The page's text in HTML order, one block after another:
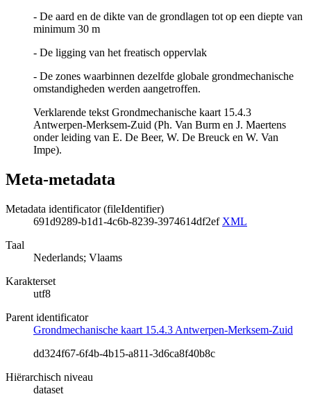
- De aard en de dikte van de grondlagen tot op een diepte van
minimum 30 m
- De ligging van het freatisch oppervlak
- De zones waarbinnen dezelfde globale grondmechanische
omstandigheden werden aangetroffen.
Verklarende tekst Grondmechanische kaart 15.4.3
Antwerpen-Merksem-Zuid (Ph. Van Burm en J. Maertens
onder leiding van E. De Beer, W. De Breuck en W. Van
Impe).
Meta-metadata
Metadata identificator (fileIdentifier)
691d9289-b1d1-4c6b-8239-3974614df2ef XML
Taal
Nederlands; Vlaams
Karakterset
utf8
Parent identificator
Grondmechanische kaart 15.4.3 Antwerpen-Merksem-Zuid
dd324f67-6f4b-4b15-a811-3d6ca8f40b8c
Hiërarchisch niveau
dataset